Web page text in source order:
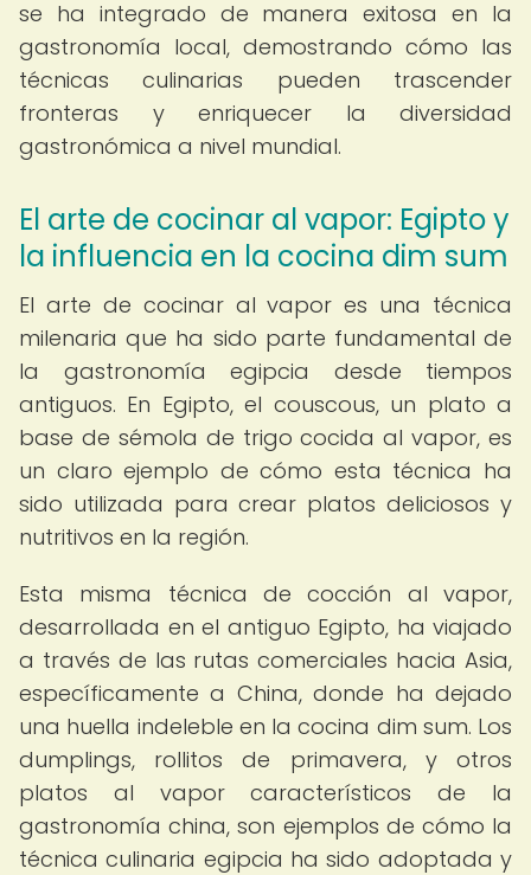
se ha integrado de manera exitosa en la
gastronomía local, demostrando cómo las
técnicas culinarias pueden trascender
fronteras y enriquecer la diversidad
gastronómica a nivel mundial.
El arte de cocinar al vapor: Egipto y
la influencia en la cocina dim sum
El arte de cocinar al vapor es una técnica
milenaria que ha sido parte fundamental de
la gastronomía egipcia desde tiempos
antiguos. En Egipto, el couscous, un plato a
base de sémola de trigo cocida al vapor, es
un claro ejemplo de cómo esta técnica ha
sido utilizada para crear platos deliciosos y
nutritivos en la región.
Esta misma técnica de cocción al vapor,
desarrollada en el antiguo Egipto, ha viajado
a través de las rutas comerciales hacia Asia,
específicamente a China, donde ha dejado
una huella indeleble en la cocina dim sum. Los
dumplings, rollitos de primavera, y otros
platos al vapor característicos de la
gastronomía china, son ejemplos de cómo la
técnica culinaria egipcia ha sido adoptada y